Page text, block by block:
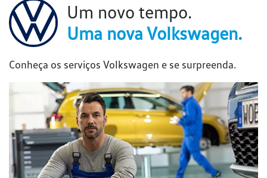
Um novo tempo.
Uma nova Volkswagen.
Conheça os serviços Volkswagen e se surpreenda.